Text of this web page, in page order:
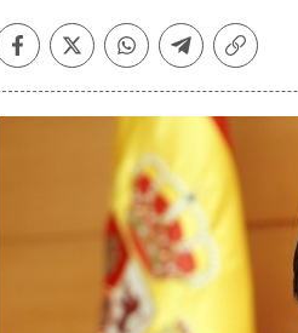
Facebook
TwitterWhatsapp
Telegram
Copiar